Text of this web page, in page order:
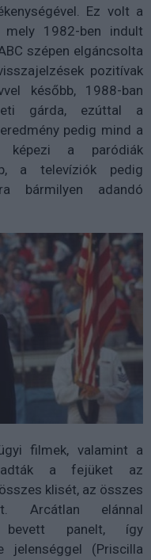
Ez volt a
mely 1982-ben indult
szépen elgáncsolta
pozitívak
később, 1988-ban
gárda, ezúttal a
pedig mind a
a paródiák
a televíziók pedig
bármilyen adandó
filmek, valamint a
adták a fejüket az
klisét, az összes
Arcátlan elánnal
panelt, így
jelenséggel (Priscilla